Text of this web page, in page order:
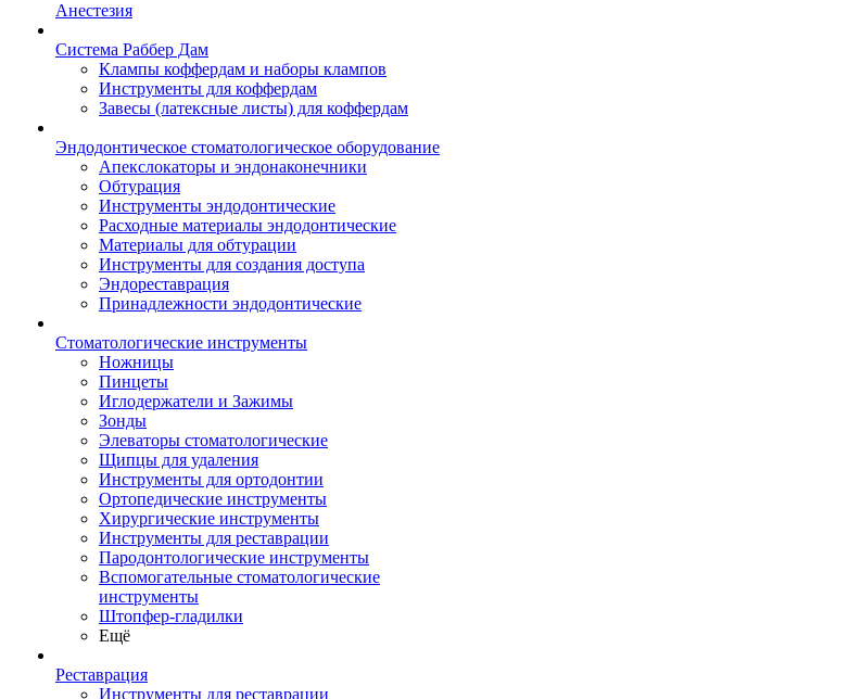
Анестезия
Система Раббер Дам
Клампы коффердам и наборы клампов
Инструменты для коффердам
Завесы (латексные листы) для коффердам
Эндодонтическое стоматологическое оборудование
Апекслокаторы и эндонаконечники
Обтурация
Инструменты эндодонтические
Расходные материалы эндодонтические
Материалы для обтурации
Инструменты для создания доступа
Эндореставрация
Принадлежности эндодонтические
Стоматологические инструменты
Ножницы
Пинцеты
Иглодержатели и Зажимы
Зонды
Элеваторы стоматологические
Щипцы для удаления
Инструменты для ортодонтии
Ортопедические инструменты
Хирургические инструменты
Инструменты для реставрации
Пародонтологические инструменты
Вспомогательные стоматологические
инструменты
Штопфер-гладилки
Ещё
Реставрация
Инструменты для реставрации